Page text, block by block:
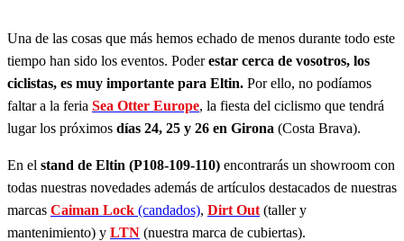
Una de las cosas que más hemos echado de menos durante todo este
tiempo han sido los eventos. Poderestar cerca de vosotros, los
ciclistas, es muy importante para Eltin. Por ello, no podíamos
faltar a la feria Sea Otter Europe, la fiesta del ciclismo que tendrá
lugar los próximos días 24, 25 y 26 en Girona (Costa Brava).
En el stand de Eltin (P108-109-110) encontrarás un showroom con
todas nuestras novedades además de artículos destacados de nuestras
marcas Caiman Lock (candados), Dirt Out(taller y
mantenimiento) y LTN (nuestra marca de cubiertas).